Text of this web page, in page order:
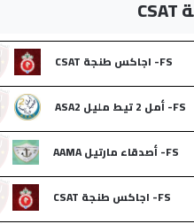
FS- اجاكس طنجة CSAT
FS- أمل 2 تيط مليل ASA2
FS- أصدقاء مارتيل AAMA
FS- اجاكس طنجة CSAT